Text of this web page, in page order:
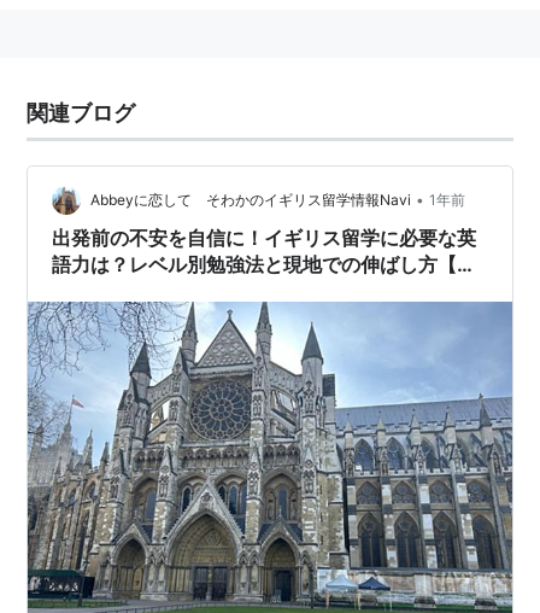
関連ブログ
Abbeyに恋して そわかのイギリス留学情報Navi • 1年前
出発前の不安を自信に！イギリス留学に必要な英
語力は？レベル別勉強法と現地での伸ばし方【元